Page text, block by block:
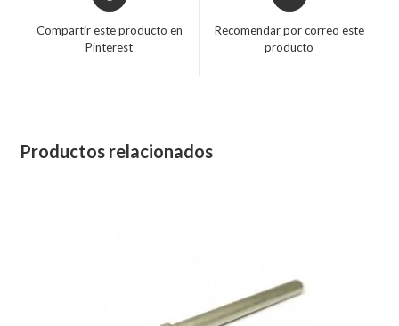
Compartir este producto en
Pinterest
Recomendar por correo este
producto
Productos relacionados